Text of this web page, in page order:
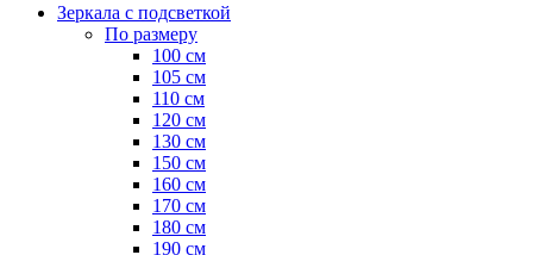
Зеркала с подсветкой
По размеру
100 см
105 см
110 см
120 см
130 см
150 см
160 см
170 см
180 см
190 см